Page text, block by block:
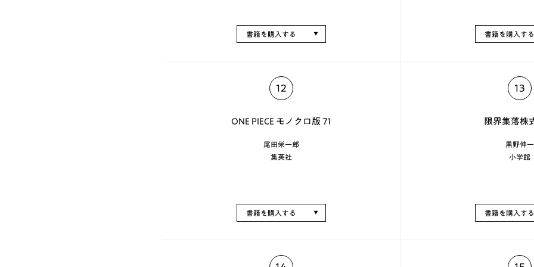
書籍を購入する 書籍を購入する
12
ONE PIECE モノクロ版 71
尾田栄一郎
集英社
書籍を購入する
13
限界集落株
黒野伸一
小学館
書籍を購入する